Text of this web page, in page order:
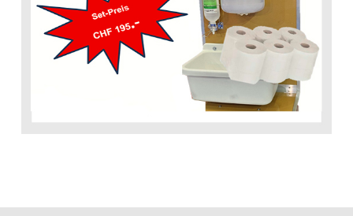
... weiter
Direkt Bestellen